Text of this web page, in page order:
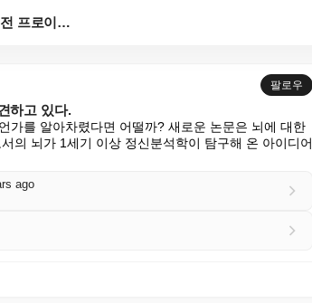
현대 신경과학은 130년 전 프로이트가 가졌던 아이디어...
팔로우
하고 있다.
가를 알아차렸다면 어떨까? 새로운 논문은 뇌에 대한
의 뇌가 1세기 이상 정신분석학이 탐구해 온 아이디어
ago